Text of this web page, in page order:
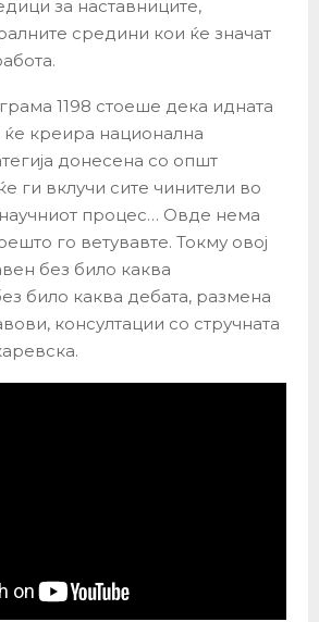
за наставниците,
средини кои ќе значат
1198 стоеше дека идната
креира национална
донесена со општ
ги вклучи сите чинители во
процес… Овде нема
го ветувавте. Токму овој
без било каква
било каква дебата, размена
консултации со стручната